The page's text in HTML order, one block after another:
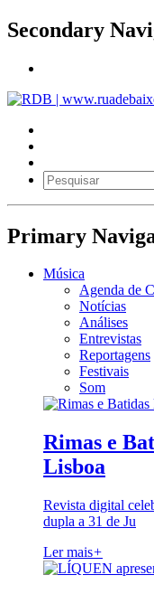
Secondary
Primary
Música
Agenda de
Notícias
Análises
Entrevistas
Reportagens
Festivais
Som
Rimas e
Lisboa
Revista digital
dupla a 31 de Ju
Ler mais+